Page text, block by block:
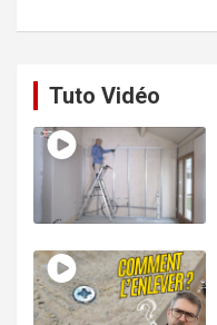
Tuto Vidéo